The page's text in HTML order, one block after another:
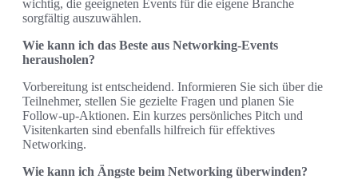
wichtig, die geeigneten Events für die eigene Branche
sorgfältig auszuwählen.
Wie kann ich das Beste aus Networking-Events
herausholen?
Vorbereitung ist entscheidend. Informieren Sie sich über die
Teilnehmer, stellen Sie gezielte Fragen und planen Sie
Follow-up-Aktionen. Ein kurzes persönliches Pitch und
Visitenkarten sind ebenfalls hilfreich für effektives
Networking.
Wie kann ich Ängste beim Networking überwinden?